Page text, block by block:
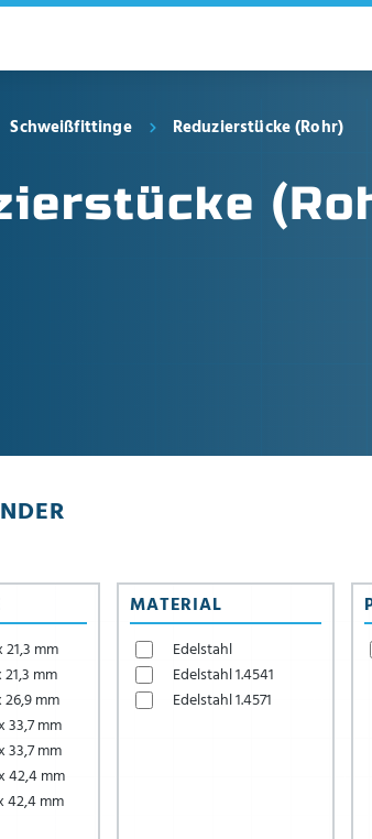
Schweißfittinge Reduzierstücke (Rohr)
21,3 mm
mm
26,9 mm
33,7 mm
33,7 mm
42,4 mm
42,4 mm
MATERIAL
Edelstahl
Edelstahl 1.4541
Edelstahl 1.4571